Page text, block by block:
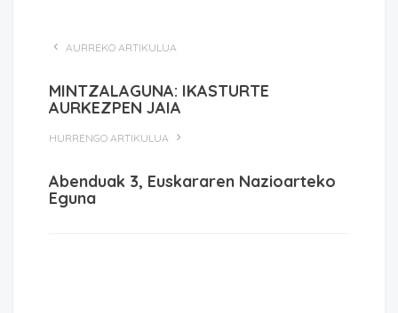
AURREKO ARTIKULUA
MINTZALAGUNA: IKASTURTE
AURKEZPEN JAIA
HURRENGO ARTIKULUA
Abenduak 3, Euskararen Nazioarteko
Eguna